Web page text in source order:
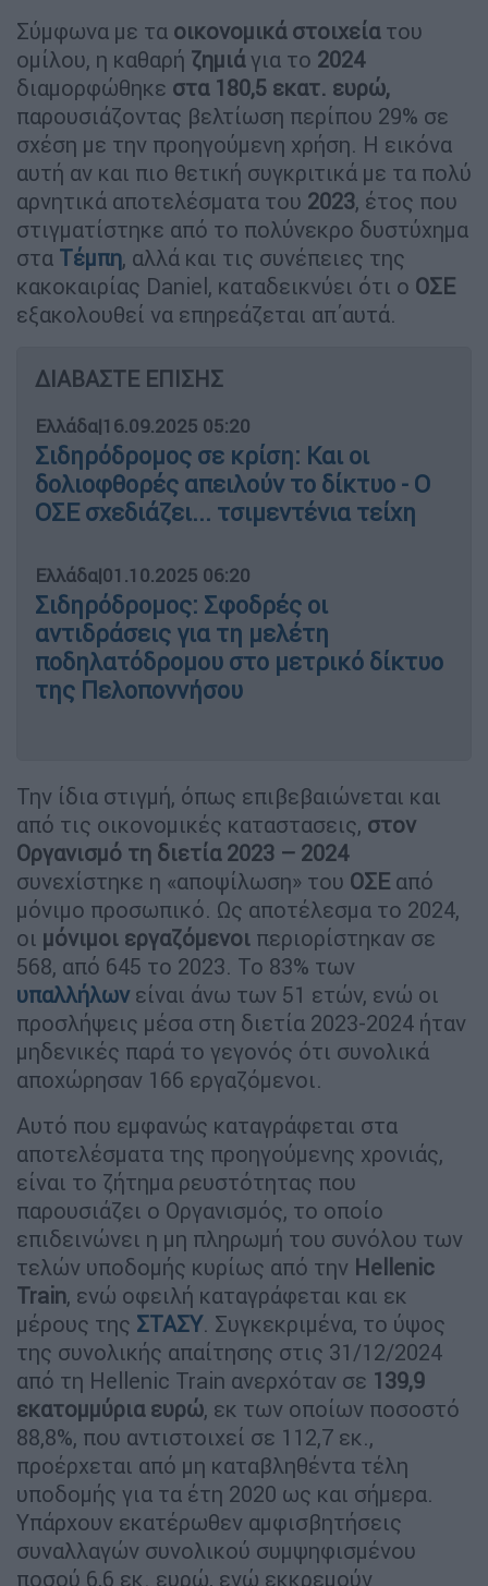
Σύμφωνα με τα οικονομικά στοιχείατου
ομίλου, η καθαρή ζημιάγια το 2024
διαμορφώθηκε στα 180,5 εκατ. ευρώ,
παρουσιάζοντας βελτίωση περίπου 29% σε
σχέση με την προηγούμενη χρήση. Η εικόνα
αυτή αν και πιο θετική συγκριτικά με τα πολύ
αρνητικά αποτελέσματα του 2023, έτος που
στιγματίστηκε από το πολύνεκρο δυστύχημα
στα Τέμπη, αλλά και τις συνέπειες της
κακοκαιρίας Daniel, καταδεικνύει ότι ο ΟΣΕ
εξακολουθεί να επηρεάζεται απ΄αυτά.
ΔΙΑΒΑΣΤΕ ΕΠΙΣΗΣ
Ελλάδα|16.09.2025 05:20
Σιδηρόδρομος σε κρίση: Και οι
δολιοφθορές απειλούν το δίκτυο - Ο
ΟΣΕ σχεδιάζει... τσιμεντένια τείχη
Ελλάδα|01.10.2025 06:20
Σιδηρόδρομος: Σφοδρές οι
αντιδράσεις για τη μελέτη
ποδηλατόδρομου στο μετρικό δίκτυο
της Πελοποννήσου
Την ίδια στιγμή, όπως επιβεβαιώνεται και
από τις οικονομικές καταστασεις, στον
Οργανισμό τη διετία 2023 – 2024
συνεχίστηκε η «αποψίλωση» του ΟΣΕ από
μόνιμο προσωπικό. Ως αποτέλεσμα το 2024,
οι μόνιμοι εργαζόμενοι περιορίστηκαν σε
568, από 645 το 2023. Το 83% των
υπαλλήλων είναι άνω των 51 ετών, ενώ οι
προσλήψεις μέσα στη διετία 2023-2024 ήταν
μηδενικές παρά το γεγονός ότι συνολικά
αποχώρησαν 166 εργαζόμενοι.
Αυτό που εμφανώς καταγράφεται στα
αποτελέσματα της προηγούμενης χρονιάς,
είναι το ζήτημα ρευστότητας που
παρουσιάζει ο Οργανισμός, το οποίο
επιδεινώνει η μη πληρωμή του συνόλου των
τελών υποδομής κυρίως από την Hellenic
Train, ενώ οφειλή καταγράφεται και εκ
μέρους της ΣΤΑΣΥ. Συγκεκριμένα, το ύψος
της συνολικής απαίτησης στις 31/12/2024
από τη Hellenic Train ανερχόταν σε 139,9
εκατομμύρια ευρώ, εκ των οποίων ποσοστό
88,8%, που αντιστοιχεί σε 112,7 εκ.,
προέρχεται από μη καταβληθέντα τέλη
υποδομής για τα έτη 2020 ως και σήμερα.
Υπάρχουν εκατέρωθεν αμφισβητήσεις
συναλλαγών συνολικού συμψηφισμένου
ποσού 6,6 εκ. ευρώ, ενώ εκκρεμούν